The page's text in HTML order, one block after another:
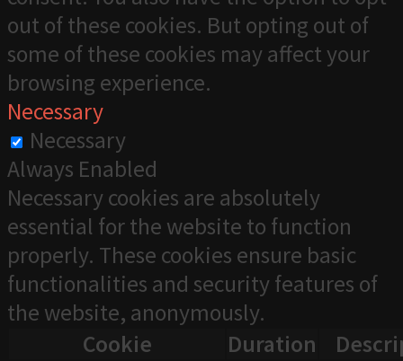
out of these cookies. But opting out of
some of these cookies may affect your
browsing experience.
Necessary
Necessary
Always Enabled
Necessary cookies are absolutely
essential for the website to function
properly. These cookies ensure basic
functionalities and security features of
the website, anonymously.
Cookie
Duration